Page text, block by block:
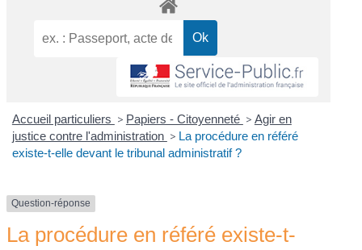
Accueil particuliers > Papiers - Citoyenneté > Agir en
justice contre l'administration > La procédure en référé
existe-t-elle devant le tribunal administratif ?
Question-réponse
La procédure en référé existe-t-